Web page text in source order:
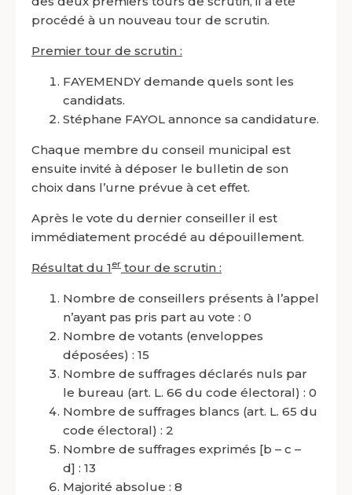
procédé à un nouveau tour de scrutin.
Premier tour de scrutin :
FAYEMENDY demande quels sont les
candidats.
Stéphane FAYOL annonce sa candidature.
Chaque membre du conseil municipal est
ensuite invité à déposer le bulletin de son
choix dans l’urne prévue à cet effet.
Après le vote du dernier conseiller il est
immédiatement procédé au dépouillement.
Résultat du 1er tour de scrutin :
Nombre de conseillers présents à l’appel
n’ayant pas pris part au vote : 0
Nombre de votants (enveloppes
déposées) : 15
Nombre de suffrages déclarés nuls par
le bureau (art. L. 66 du code électoral) : 0
Nombre de suffrages blancs (art. L. 65 du
code électoral) : 2
Nombre de suffrages exprimés [b – c –
d] : 13
Majorité absolue : 8